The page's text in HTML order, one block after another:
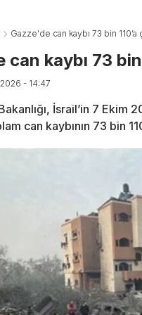
Gazze'de can kaybı 73 bin 110’a
kaybı 73 bin
- 14:47
İsrail’in 7
can kaybının 73 bin